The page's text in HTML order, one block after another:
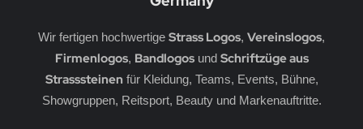
Wir fertigen hochwertige Strass Logos, Vereinslogos,
Firmenlogos, Bandlogosund Schriftzüge aus
Strasssteinen für Kleidung, Teams, Events, Bühne,
Showgruppen, Reitsport, Beauty und Markenauftritte.